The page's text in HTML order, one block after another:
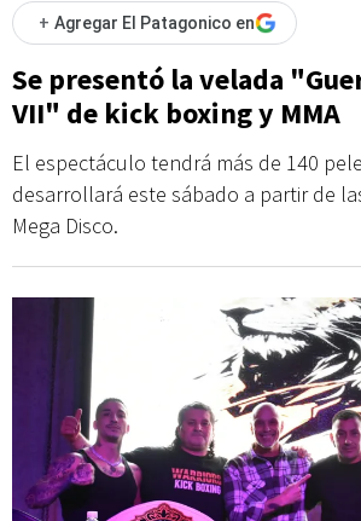
+ Agregar El Patagonico en
Se presentó la velada
VII" de kick boxing y MMA
El espectáculo tendrá más de 140
desarrollará este sábado a partir de
Mega Disco.